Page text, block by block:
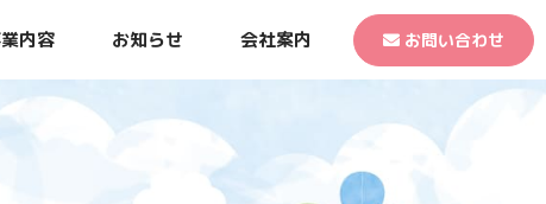
内容 お知らせ 会社案内 お問い合わせ